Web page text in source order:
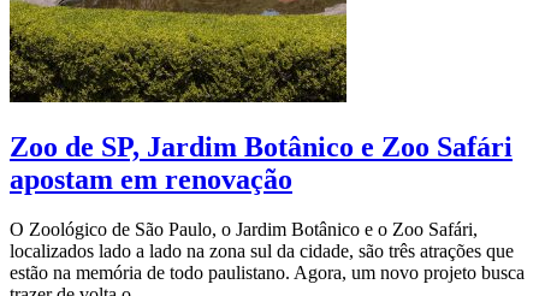
Zoo de SP, Jardim Botânico e Zoo Safári
apostam em renovação
O Zoológico de São Paulo, o Jardim Botânico e o Zoo Safári,
localizados lado a lado na zona sul da cidade, são três atrações que
estão na memória de todo paulistano. Agora, um novo projeto busca